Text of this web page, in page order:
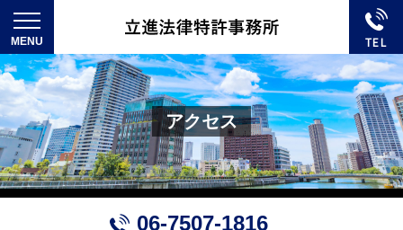
アクセス
06-7507-1816